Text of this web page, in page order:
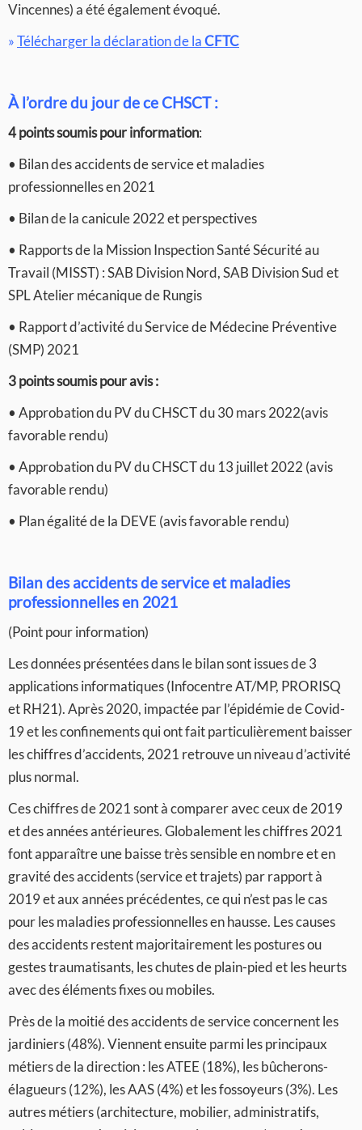
Vincennes) a été également évoqué.
»Télécharger la déclaration de laCFTC
À l’ordre du jourde ce CHSCT :
4 points soumis pour information:
• Bilan des accidents de service et maladies
professionnelles en 2021
• Bilan de la canicule 2022 et perspectives
• Rapports de la Mission Inspection Santé Sécurité au
Travail (MISST) : SAB Division Nord, SAB Division Sud et
SPL Atelier mécanique de Rungis
• Rapport d’activité du Service de Médecine Préventive
(SMP) 2021
3 points soumis pour avis :
• Approbation du PV du CHSCT du 30 mars 2022(avis
favorable rendu)
• Approbation du PV du CHSCT du 13 juillet 2022 (avis
favorable rendu)
• Plan égalité de la DEVE (avis favorable rendu)
Bilan des accidents de service et maladies
professionnelles en 2021
(Point pour information)
Les données présentées dans le bilan sont issues de 3
applications informatiques (Infocentre AT/MP, PRORISQ
et RH21). Après 2020, impactée par l’épidémie de Covid-
19 et les confinements qui ont fait particulièrement baisser
les chiffres d’accidents, 2021 retrouve un niveau d’activité
plus normal.
Ces chiffres de 2021 sont à comparer avec ceux de 2019
et des années antérieures. Globalement les chiffres 2021
font apparaître une baisse très sensible en nombre et en
gravité des accidents (service et trajets) par rapport à
2019 et aux années précédentes, ce qui n’est pas le cas
pour les maladies professionnelles en hausse. Les causes
des accidents restent majoritairement les postures ou
gestes traumatisants, les chutes de plain-pied et les heurts
avec des éléments fixes ou mobiles.
Près de la moitié des accidents de service concernent les
jardiniers (48%). Viennent ensuite parmi les principaux
métiers de la direction : les ATEE (18%), les bûcherons-
élagueurs (12%), les AAS (4%) et les fossoyeurs (3%). Les
autres métiers (architecture, mobilier, administratifs,